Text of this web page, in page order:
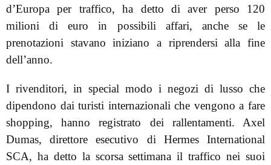
d’Europa per traffico, ha detto di aver perso 120
milioni di euro in possibili affari, anche se le
prenotazioni stavano iniziano a riprendersi alla fine
dell’anno.
I rivenditori, in special modo i negozi di lusso che
dipendono dai turisti internazionali che vengono a fare
shopping, hanno registrato dei rallentamenti. Axel
Dumas, direttore esecutivo di Hermes International
SCA, ha detto la scorsa settimana il traffico nei suoi